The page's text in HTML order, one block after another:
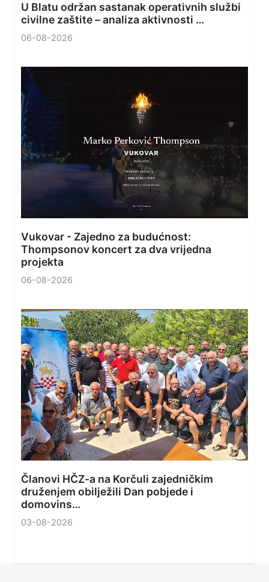
U Blatu održan sastanak operativnih službi
civilne zaštite – analiza aktivnosti …
06-08-2026
Vukovar - Zajedno za budućnost:
Thompsonov koncert za dva vrijedna
projekta
06-08-2026
Članovi HČZ-a na Korčuli zajedničkim
druženjem obilježili Dan pobjede i
domovins…
03-08-2026